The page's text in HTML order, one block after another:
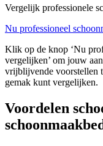
Vergelijk professionele
Nu professioneel
Klik op de knop ‘Nu
vergelijken’ om jouw
vrijblijvende voorstellen
gemak kunt vergelijken.
Voordelen